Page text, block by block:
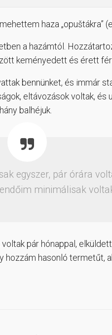
haza „opuštákra”
a hazámtól.
keményedett és érett
bennünket, és immár
eltávozások voltak, és
balhéjuk.
egyszer, pár órára
minimálisak
pár hónappal,
hozzám hasonló termetűt,